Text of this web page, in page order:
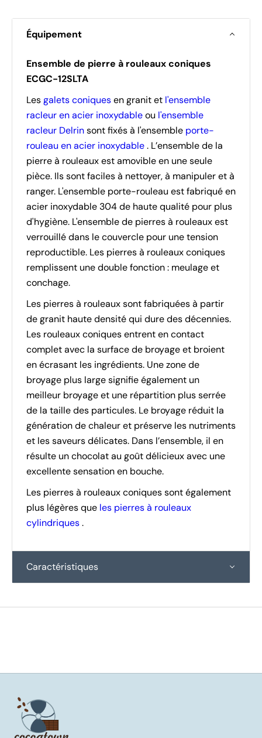
Équipement
Ensemble de pierre à rouleaux coniques
ECGC-12SLTA
Lesgalets coniquesen granit et l'ensemble
racleur en acier inoxydableou l'ensemble
racleur Delrinsont fixés à l'ensemble porte-
rouleau en acier inoxydable. L’ensemble de la
pierre à rouleaux est amovible en une seule
pièce. Ils sont faciles à nettoyer, à manipuler et à
ranger. L'ensemble porte-rouleau est fabriqué en
acier inoxydable 304 de haute qualité pour plus
d'hygiène. L'ensemble de pierres à rouleaux est
verrouillé dans le couvercle pour une tension
reproductible. Les pierres à rouleaux coniques
remplissent une double fonction : meulage et
conchage.
Les pierres à rouleaux sont fabriquées à partir
de granit haute densité qui dure des décennies.
Les rouleaux coniques entrent en contact
complet avec la surface de broyage et broient
en écrasant les ingrédients. Une zone de
broyage plus large signifie également un
meilleur broyage et une répartition plus serrée
de la taille des particules. Le broyage réduit la
génération de chaleur et préserve les nutriments
et les saveurs délicates. Dans l’ensemble, il en
résulte un chocolat au goût délicieux avec une
excellente sensation en bouche.
Les pierres à rouleaux coniques sont également
plus légères que les pierres à rouleaux
cylindriques.
Caractéristiques